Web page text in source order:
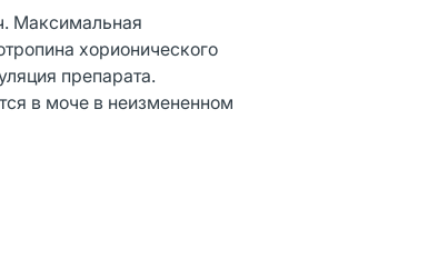
Максимальная
хорионического
препарата.
в моче в неизмененном